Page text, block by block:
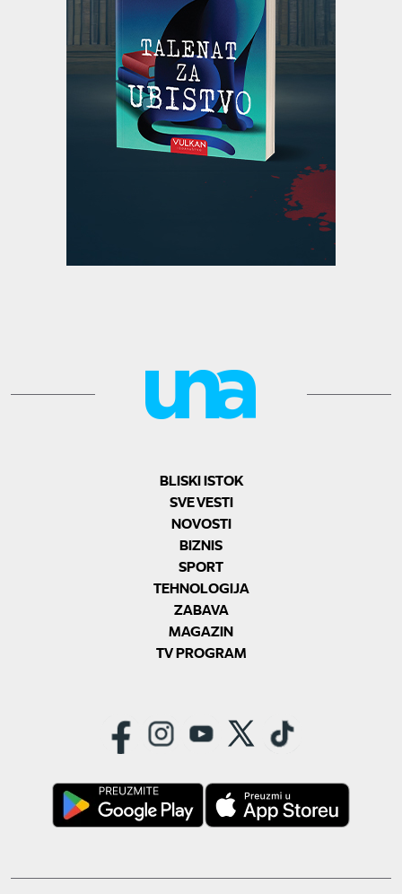
BLISKI ISTOK
SVE VESTI
NOVOSTI
BIZNIS
SPORT
TEHNOLOGIJA
ZABAVA
MAGAZIN
TV PROGRAM